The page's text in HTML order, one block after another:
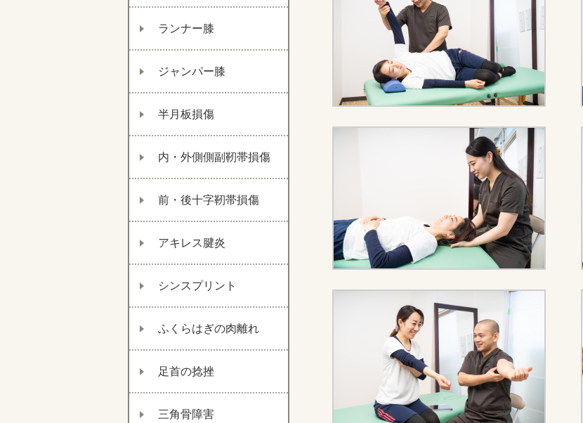
ランナー膝
ジャンパー膝
半月板損傷
内・外側側副靭帯損傷
前・後十字靭帯損傷
アキレス腱炎
シンスプリント
ふくらはぎの肉離れ
足首の捻挫
三角骨障害